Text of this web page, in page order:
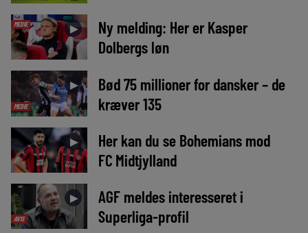
MEDIE ►
Ny melding: Her er Kasper
Dolbergs løn
MEDIE
►
Bød 75 millioner for dansker – de
kræver 135
►
Her kan du se Bohemians mod
FC Midtjylland
AVIS
►
AGF meldes interesseret i
Superliga-profil